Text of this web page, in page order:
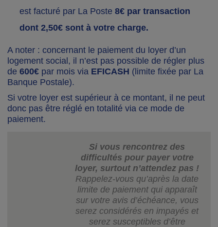
est facturé par La Poste 8€ par transaction
dont 2,50€ sont à votre charge.
A noter : concernant le paiement du loyer d’un
logement social, il n’est pas possible de régler plus
de 600€ par mois via EFICASH (limite fixée par La
Banque Postale).
Si votre loyer est supérieur à ce montant, il ne peut
donc pas être réglé en totalité via ce mode de
paiement.
Si vous rencontrez des
difficultés pour payer votre
loyer, surtout n’attendez pas !
Rappelez-vous qu’après la date
limite de paiement qui apparaît
sur votre avis d’échéance, vous
serez considérés en impayés et
serez susceptibles d’être